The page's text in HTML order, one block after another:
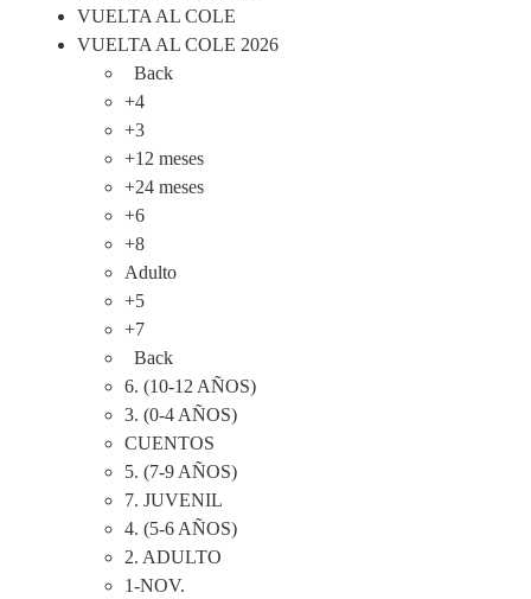
VUELTA AL COLE
VUELTA AL COLE 2026
Back
+4
+3
+12 meses
+24 meses
+6
+8
Adulto
+5
+7
Back
6. (10-12 AÑOS)
3. (0-4 AÑOS)
CUENTOS
5. (7-9 AÑOS)
7. JUVENIL
4. (5-6 AÑOS)
2. ADULTO
1-NOV.